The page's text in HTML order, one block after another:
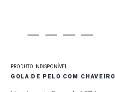
PRODUTO INDISPONÍVEL
GOLA DE PELO COM CHAVEIRO